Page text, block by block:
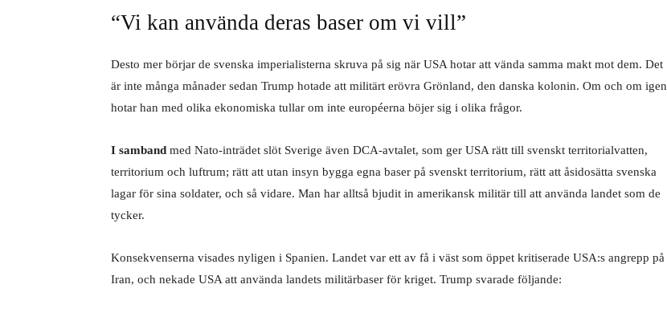
“Vi kan använda deras baser om vi vill”
Desto mer börjar de svenska imperialisterna skruva på sig när USA hotar att vända samma makt mot dem. Det
är inte många månader sedan Trump hotade att militärt erövra Grönland, den danska kolonin. Om och om igen
hotar han med olika ekonomiska tullar om inte européerna böjer sig i olika frågor.
I samband med Nato-inträdet slöt Sverige även DCA-avtalet, som ger USA rätt till svenskt territorialvatten,
territorium och luftrum; rätt att utan insyn bygga egna baser på svenskt territorium, rätt att åsidosätta svenska
lagar för sina soldater, och så vidare. Man har alltså bjudit in amerikansk militär till att använda landet som de
tycker.
Konsekvenserna visades nyligen i Spanien. Landet var ett av få i väst som öppet kritiserade USA:s angrepp på
Iran, och nekade USA att använda landets militärbaser för kriget. Trump svarade följande: